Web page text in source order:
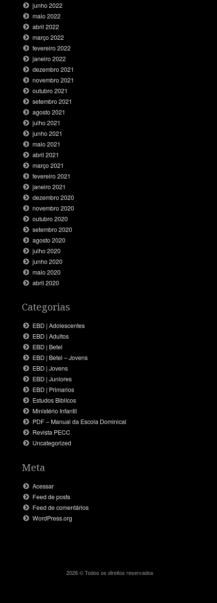
junho 2022
maio 2022
abril 2022
março 2022
fevereiro 2022
janeiro 2022
dezembro 2021
novembro 2021
outubro 2021
setembro 2021
agosto 2021
julho 2021
junho 2021
maio 2021
abril 2021
março 2021
fevereiro 2021
janeiro 2021
dezembro 2020
novembro 2020
outubro 2020
setembro 2020
agosto 2020
julho 2020
junho 2020
maio 2020
abril 2020
Categorias
EBD | Adolescentes
EBD | Adultos
EBD | Betel
EBD | Betel – Jovens
EBD | Jovens
EBD | Juniores
EBD | Primarios
Estudos Biblícos
Ministério Infantil
PDF – Manual da Escola Dominical
Revista PECC
Uncategorized
Meta
Acessar
Feed de posts
Feed de comentários
WordPress.org
· 2026 © Todos os direitos reservados